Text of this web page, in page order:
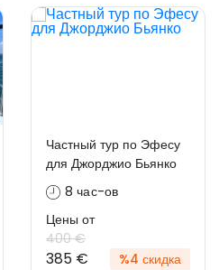
Частный тур по Эфесу
для Джорджио Бьянко
8 час-ов
Цены от
400 €
385 € %4 скидка